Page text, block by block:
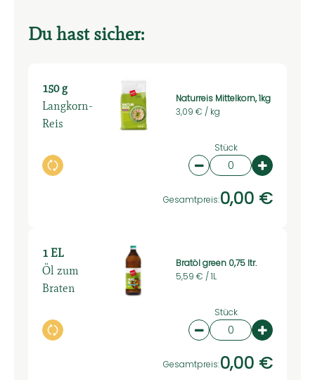
Du hast sicher:
150 g
Langkorn-
Reis
Auswahl ändern
Naturreis Mittelkorn, 1kg
3,09 € / kg
Stück
Artikelanzahl
Gesamtpreis:0,00 €
1 EL
Öl zum
Braten
Auswahl ändern
Bratöl green 0,75 ltr.
5,59 € /
Stück
Artikelanzahl
Gesamtpreis:0,00 €